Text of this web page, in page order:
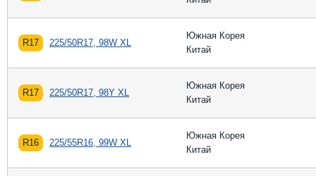
R17 225/50R17, 98W XL
Южная Корея
Китай
R17 225/50R17, 98Y XL
Южная Корея
Китай
R16 225/55R16, 99W XL
Южная Корея
Китай